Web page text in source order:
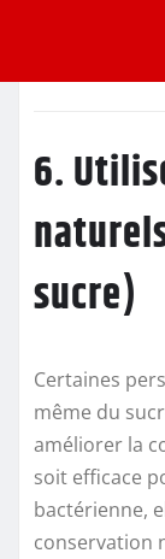
6.
sucre)
Certaines
même du
améliorer la
soit efficace
bactérienne,
conservation